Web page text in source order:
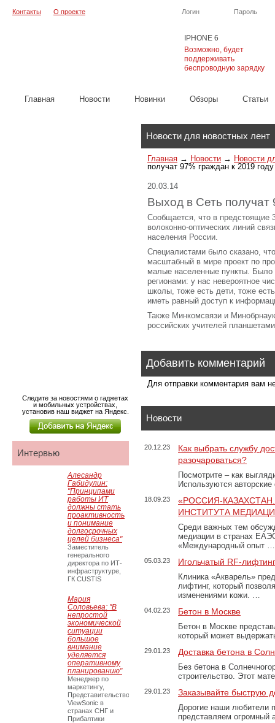
IPHONE 6
Возможно, будет
поддерживать
беспроводную зарядку
Логин Пароль
Контакты О проекте
Главная Новости Новинки Обзоры Cтатьи
Новости для новостных лент
Главная → Новости → Новости
получат 97% граждан к 2019 году
20.03.14
Выход в Сеть получат
Сообщается, что в предстоящие
волоконно-оптических линий
населения России.
Специалистами было сказано,
масштабный в мире проект по
малые населенные пункты. Было
регионами: у нас невероятное
школы, тоже есть дети, тоже
иметь равный доступ к
Также Минкомсвязи и
российских учителей
Добавить комментарий
Для отправки комментария вам
Новости
20.12.23
Как выбрать службу
разочароваться?
Посмотрите – как
Используются
18.09.23
«РОССИЯ-
ИНСТИТУТА
Среди важных тем
медиации в странах
«Международный опыт …
05.03.23 Игольчатый RF-
Клиника «Акварель»
лифтинг, который
изменениями кожи. …
04.02.23 Бетон в Москве
Бетон в Москве
который может
29.01.23 Доставка бетона в
Без бетона в
строительство. Этот
29.01.23 Заказывайте быструю
Дорогие наши любители
представляем огромный
Следите за новостями о гаджетах
и мобильных устройствах,
установив наш виджет на Яндекс.
Интервью
Алесандр
Габидулин:
"Принципами
работы ИТ
должны стать
проактивность
и понимание
долгосрочных
целей бизнеса"
Заместитель
генерального
директора по ИТ-
инфраструктуре,
ГК CUSTIS
Мария
Соловьева: "В
непростой
экономической
ситуации
большое
внимание
уделяется
оперативному
планированию"
Менеджер по
маркетингу,
Представительство
ViewSonic в
странах СНГ и
Прибалтики